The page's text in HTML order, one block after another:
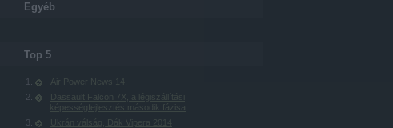
Egyéb
Top 5
Air Power News 14.
Dassault Falcon 7X, a légiszállítási
képességfejlesztés második fázisa
Ukrán válság, Dák Vipera 2014